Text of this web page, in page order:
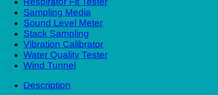
Sampling Media
Sound Level Meter
Stack Sampling
Vibration Calibrator
Water Quality Tester
Wind Tunnel
Description